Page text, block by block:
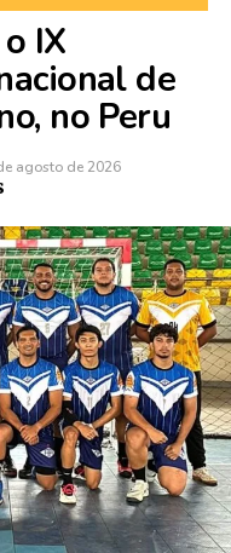
IX
de
no Peru
agosto de 2026